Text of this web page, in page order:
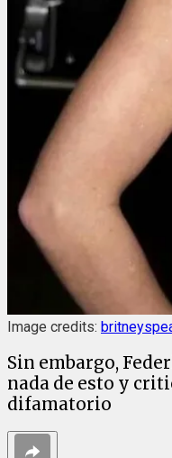
Image credits:
Sin embargo,
nada de esto y
difamatorio